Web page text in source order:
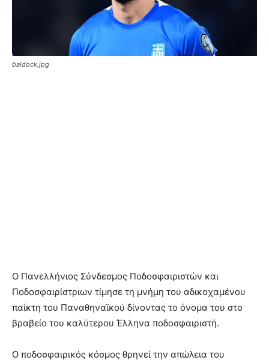
baldock.jpg
Ο Πανελλήνιος Σύνδεσμος Ποδοσφαιριστών και
Ποδοσφαιρίστριων τίμησε τη μνήμη του αδικοχαμένου
παίκτη του Παναθηναϊκού δίνοντας το όνομα του στο
βραβείο του καλύτερου Έλληνα ποδοσφαιριστή.
Ο ποδοσφαιρικός κόσμος θρηνεί την απώλεια του